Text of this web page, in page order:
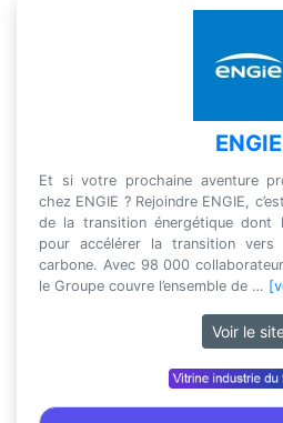
ENGIE
Et si votre prochaine aventure
chez ENGIE ? Rejoindre ENGIE,
de la transition énergétique dont
pour accélérer la transition vers
carbone. Avec 98 000
le Groupe couvre l’ensemble de …
Voir le